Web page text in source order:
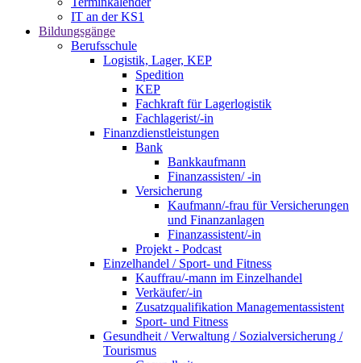
IT an der KS1
Bildungsgänge
Berufsschule
Logistik, Lager, KEP
Spedition
KEP
Fachkraft für Lagerlogistik
Fachlagerist/-in
Finanzdienstleistungen
Bank
Bankkaufmann
Finanzassisten/ -in
Versicherung
Kaufmann/-frau für Versicherungen
und Finanzanlagen
Finanzassistent/-in
Projekt - Podcast
Einzelhandel / Sport- und Fitness
Kauffrau/-mann im Einzelhandel
Verkäufer/-in
Zusatzqualifikation Managementassistent
Sport- und Fitness
Gesundheit / Verwaltung / Sozialversicherung /
Tourismus